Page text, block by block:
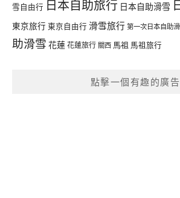
雪自由行 日本自助旅行 日本自助滑雪
東京旅行 東京自由行 滑雪旅行 第一次日本自助
助滑雪 花蓮花蓮旅行 關西 馬祖 馬祖旅行
點擊一個有趣的廣告